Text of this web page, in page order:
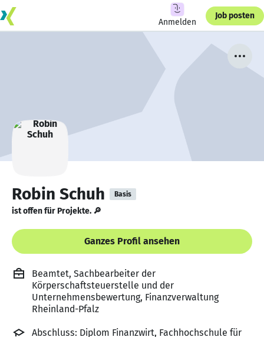
Anmelden
Job posten
Robin Schuh Basis
ist offen für Projekte. 🔎
Ganzes Profil ansehen
Beamtet, Sachbearbeiter der
Körperschaftsteuerstelle und der
Unternehmensbewertung, Finanzverwaltung
Rheinland-Pfalz
Abschluss: Diplom Finanzwirt, Fachhochschule für